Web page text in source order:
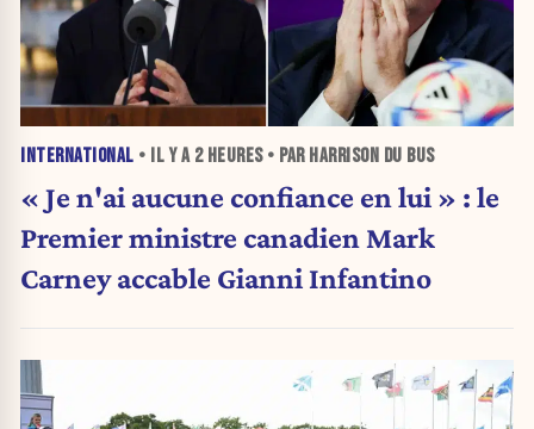
INTERNATIONAL • IL Y A 2 HEURES• PAR HARRISON DU BUS
« Je n'ai aucune confiance en lui » : le
Premier ministre canadien Mark
Carney accable Gianni Infantino